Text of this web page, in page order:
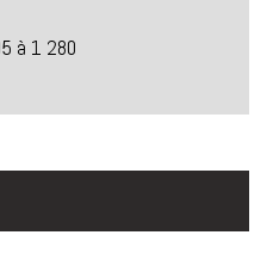
à 1 280